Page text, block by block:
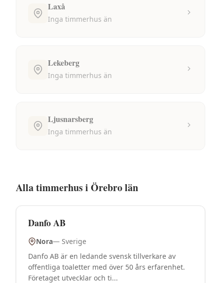
Laxå
Inga timmerhus än
Lekeberg
Inga timmerhus än
Ljusnarsberg
Inga timmerhus än
Allatimmerhusi Örebro län
Danfo AB
Nora— Sverige
Danfo AB är en ledande svensk tillverkare av
offentliga toaletter med över 50 års erfarenhet.
Företaget utvecklar och ti...